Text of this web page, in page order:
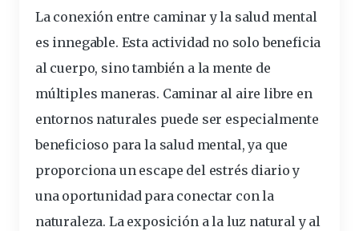
La conexión entre caminar y la salud mental
es innegable. Esta actividad no solo beneficia
al cuerpo, sino también a la mente de
múltiples maneras. Caminar al aire libre en
entornos naturales puede ser especialmente
beneficioso para la salud mental, ya que
proporciona un escape del estrés diario y
una oportunidad para conectar con la
naturaleza. La exposición a la luz natural y al